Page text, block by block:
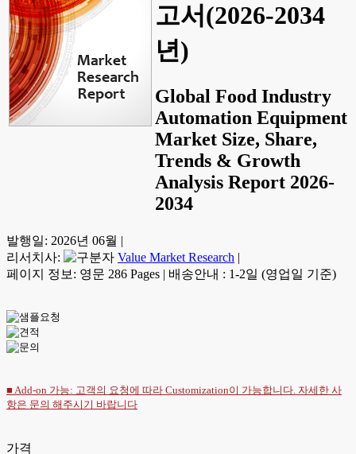
고서(2026-2034
년)
Global Food Industry
Automation Equipment
Market Size, Share,
Trends & Growth
Analysis Report 2026-
2034
발행일: 2026년 06월 |
리서치사:
Value Market Research |
페이지 정보: 영문 286 Pages | 배송안내 : 1-2일 (영업일 기준)
■ Add-on 가능: 고객의 요청에 따라 Customization이 가능합니다. 자세한 사
항은 문의 해주시기 바랍니다
가격